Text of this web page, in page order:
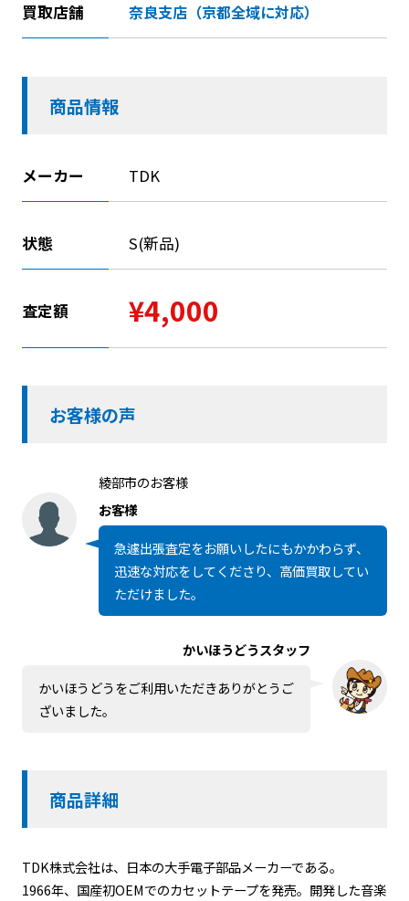
買取店舗 奈良支店（京都全域に対応）
商品情報
メーカー TDK
状態 S(新品)
査定額 ¥4,000
お客様の声
綾部市のお客様
お客様
急遽出張査定をお願いしたにもかかわらず、
迅速な対応をしてくださり、高価買取してい
ただけました。
かいほうどうスタッフ
かいほうどうをご利用いただきありがとうご
ざいました。
商品詳細
TDK株式会社は、日本の大手電子部品メーカーである。
1966年、国産初OEMでのカセットテープを発売。開発した音楽